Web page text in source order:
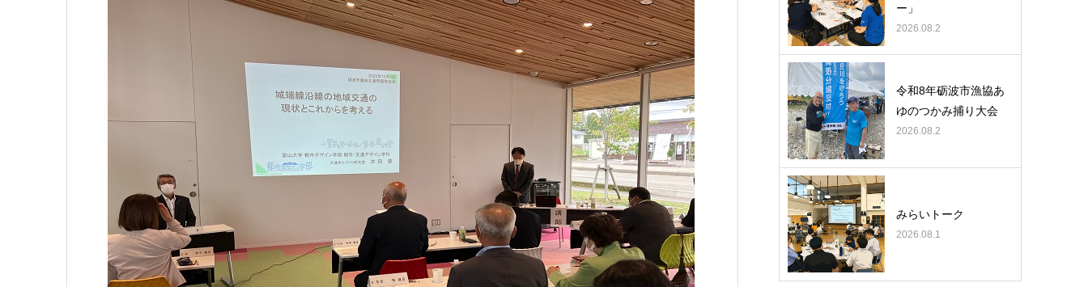
ー」
2026.08.2
令和8年砺波市漁協あ
ゆのつかみ捕り大会
2026.08.2
みらいトーク
2026.08.1